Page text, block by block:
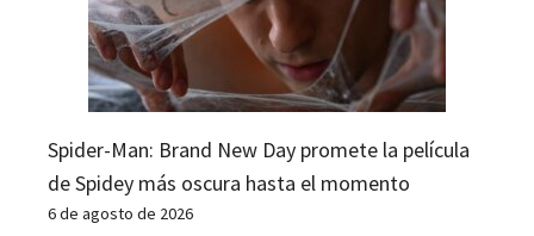
Spider-Man: Brand New Day promete la película
de Spidey más oscura hasta el momento
6 de agosto de 2026